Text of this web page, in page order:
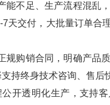
不足、生产流程混乱
天交付，大批量订单合
购销合同，明确产品
持终身技术咨询、售后
开透明化生产，支持